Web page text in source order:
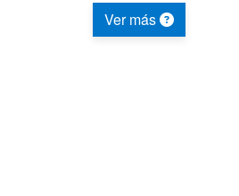
Ver más